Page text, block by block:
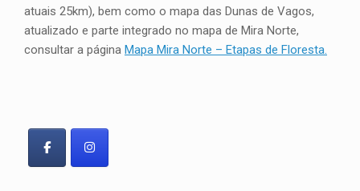
atuais 25km), bem como o mapa das Dunas de Vagos,
atualizado e parte integrado no mapa de Mira Norte,
consultar a página Mapa Mira Norte – Etapas de Floresta.